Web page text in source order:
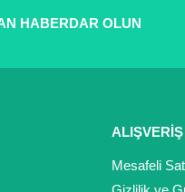
HABERDAR OLUN
ALIŞVERİŞ
Mesafeli